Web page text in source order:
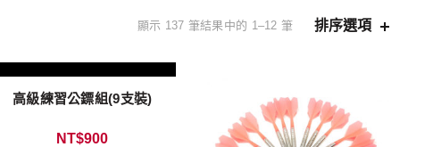
顯示 137 筆結果中的 1–12 筆 排序選項
高級練習公鏢組(9支裝)
NT$900